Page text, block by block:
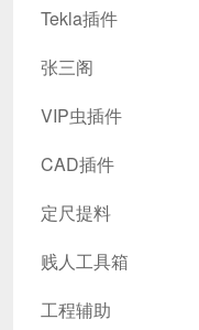
2016~2021)
- 钢结构资
源网 Tekla
插件 CAD
工具 犀牛
GH汉化 套
料
Tekla插件
张三阁
VIP虫插件
CAD插件
定尺提料
贱人工具箱
工程辅助